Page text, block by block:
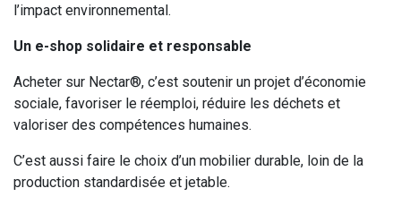
l’impact environnemental.
Un e-shop solidaire et responsable
Acheter sur Nectar®, c’est soutenir un projet d’économie
sociale, favoriser le réemploi, réduire les déchets et
valoriser des compétences humaines.
C’est aussi faire le choix d’un mobilier durable, loin de la
production standardisée et jetable.